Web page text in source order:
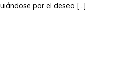
por el deseo […]